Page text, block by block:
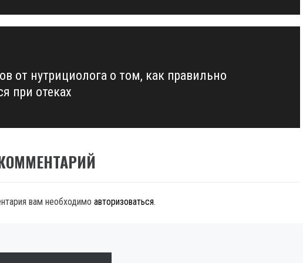
от нутрициолога о том, как правильно
при отеках
вам необходимо авторизоваться.